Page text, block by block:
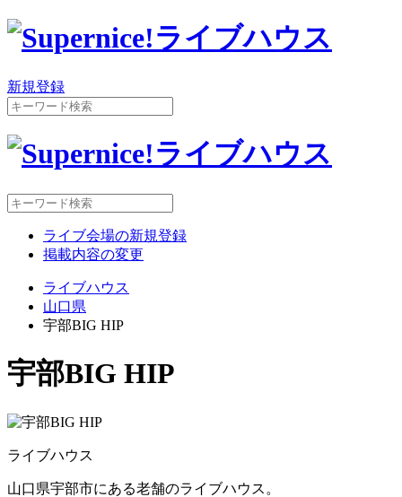
新規登録
ライブ会場の新規登録
掲載内容の変更
ライブハウス
山口県
宇部BIG HIP
宇部BIG HIP
ライブハウス
山口県宇部市にある老舗のライブハウス。